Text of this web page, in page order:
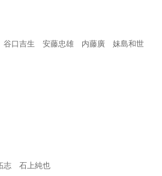
口吉生 安藤忠雄 内藤廣 妹島和世
志 石上純也